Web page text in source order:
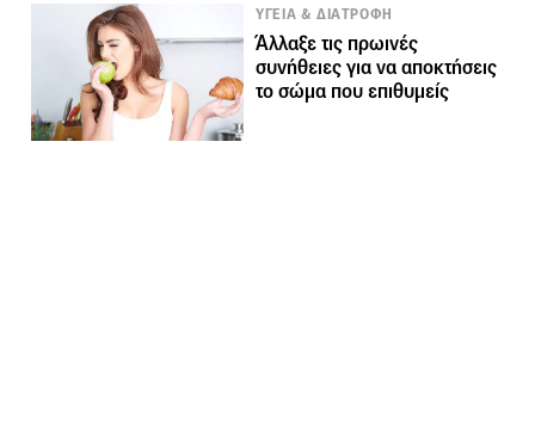
ΥΓΕΙΑ & ΔΙΑΤΡΟΦΗ
Άλλαξε τις πρωινές
συνήθειες για να αποκτήσεις
το σώμα που επιθυμείς